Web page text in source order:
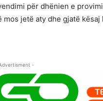
për dhënien e
jetë aty dhe gjatë
-